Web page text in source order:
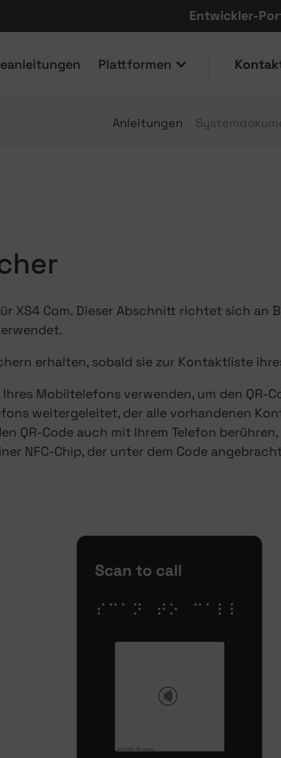
Entwickler-
Plattformen
Anleitungen
XS4 Com. Dieser Abschnitt richtet sich an
erhalten, sobald sie zur Kontaktliste
Mobiltelefons verwenden, um den QR-
weitergeleitet, der alle vorhandenen
QR-Code auch mit Ihrem Telefon
NFC-Chip, der unter dem Code